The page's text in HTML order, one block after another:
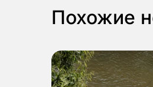
Похожие